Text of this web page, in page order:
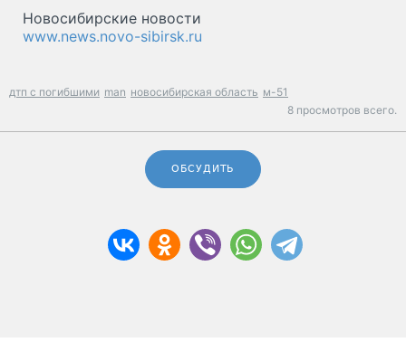
Новосибирские новости
www.news.novo-sibirsk.ru
дтп с погибшими man новосибирская область м-51
8 просмотров всего.
ОБСУДИТЬ